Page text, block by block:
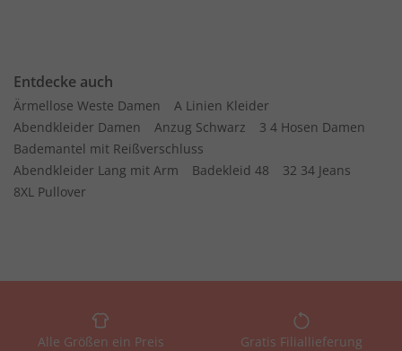
Entdecke auch
Ärmellose Weste Damen
A Linien Kleider
Abendkleider Damen
Anzug Schwarz
3 4 Hosen Damen
Bademantel mit Reißverschluss
Abendkleider Lang mit Arm
Badekleid 48
32 34 Jeans
8XL Pullover
Alle Größen ein Preis Gratis Filiallieferung